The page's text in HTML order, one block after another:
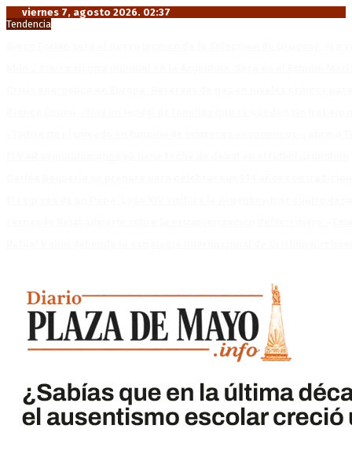
viernes 7, agosto 2026. 02:37
Tendencia